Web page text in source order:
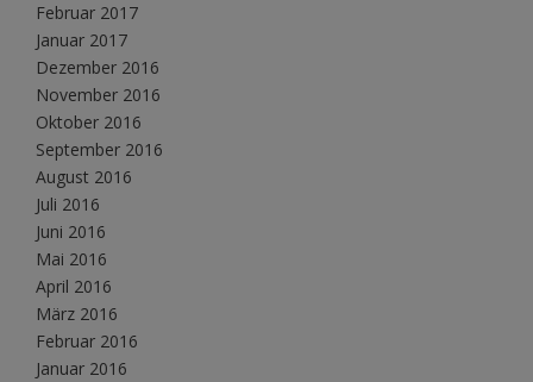
Februar 2017
Januar 2017
Dezember 2016
November 2016
Oktober 2016
September 2016
August 2016
Juli 2016
Juni 2016
Mai 2016
April 2016
März 2016
Februar 2016
Januar 2016